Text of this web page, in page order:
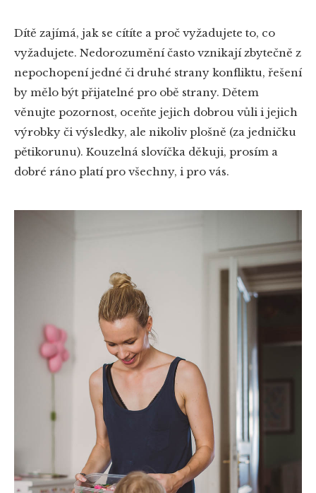
Dítě zajímá, jak se cítíte a proč vyžadujete to, co
vyžadujete. Nedorozumění často vznikají zbytečně z
nepochopení jedné či druhé strany konfliktu, řešení
by mělo být přijatelné pro obě strany. Dětem
věnujte pozornost, oceňte jejich dobrou vůli i jejich
výrobky či výsledky, ale nikoliv plošně (za jedničku
pětikorunu). Kouzelná slovíčka děkuji, prosím a
dobré ráno platí pro všechny, i pro vás.